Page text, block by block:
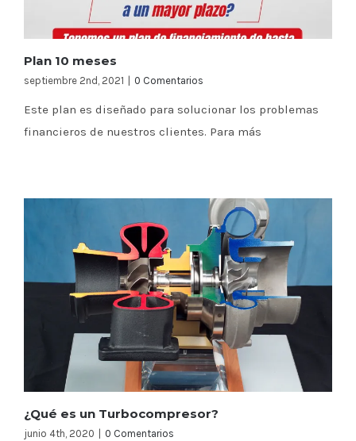
Plan 10 meses
septiembre 2nd, 2021 0 Comentarios
Este plan es diseñado para solucionar los problemas
financieros de nuestros clientes. Para más
¿Qué es un Turbocompresor?
junio 4th, 2020 0 Comentarios